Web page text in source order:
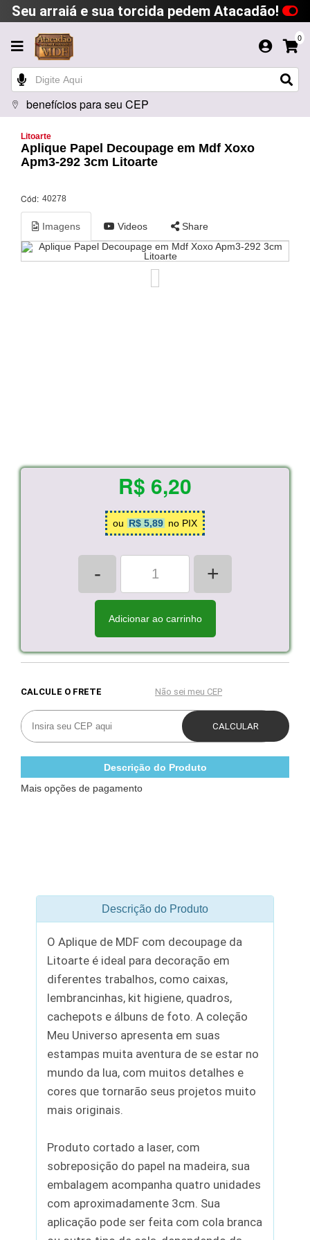
Seu arraiá e sua torcida pedem Atacadão!
0
benefícios para seu CEP
Litoarte
Aplique Papel Decoupage em Mdf Xoxo
Apm3-292 3cm Litoarte
Cód: 40278
Imagens Videos Share
R$ 6,20
ou R$ 5,89 no PIX
- +
Adicionar ao carrinho
Descrição do Produto
Mais opções de pagamento
Descrição do Produto
O Aplique de MDF com decoupage da
Litoarte é ideal para decoração em
diferentes trabalhos, como caixas,
lembrancinhas, kit higiene, quadros,
cachepots e álbuns de foto. A coleção
Meu Universo apresenta em suas
estampas muita aventura de se estar no
mundo da lua, com muitos detalhes e
cores que tornarão seus projetos muito
mais originais.
Produto cortado a laser, com
sobreposição do papel na madeira, sua
embalagem acompanha quatro unidades
com aproximadamente 3cm. Sua
aplicação pode ser feita com cola branca